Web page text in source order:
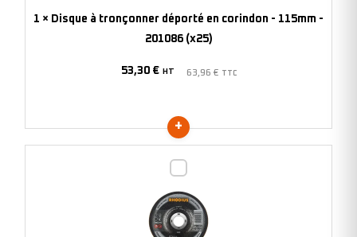
corindon
-
1 × Disque à tronçonner déporté en corindon - 115mm -
201086 (x25)
53,30 € HT 63,96 € TTC
tronçonner
déporté